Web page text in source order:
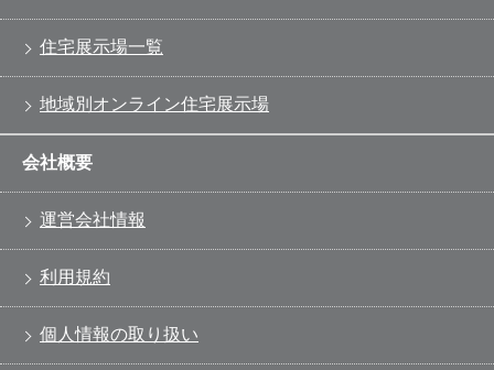
住宅展示場一覧
地域別オンライン住宅展示場
会社概要
運営会社情報
利用規約
個人情報の取り扱い